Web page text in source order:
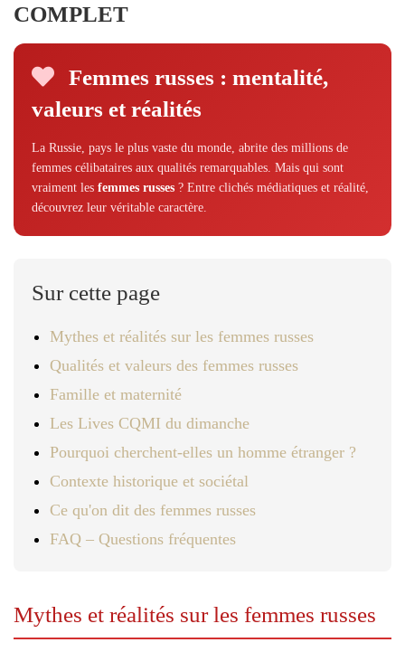
COMPLET
Femmes russes : mentalité,
valeurs et réalités
La Russie, pays le plus vaste du monde, abrite des millions de
femmes célibataires aux qualités remarquables. Mais qui sont
vraiment les femmes russes ? Entre clichés médiatiques et réalité,
découvrez leur véritable caractère.
Sur cette page
Mythes et réalités sur les femmes russes
Qualités et valeurs des femmes russes
Famille et maternité
Les Lives CQMI du dimanche
Pourquoi cherchent-elles un homme étranger ?
Contexte historique et sociétal
Ce qu'on dit des femmes russes
FAQ – Questions fréquentes
Mythes et réalités sur les femmes russes